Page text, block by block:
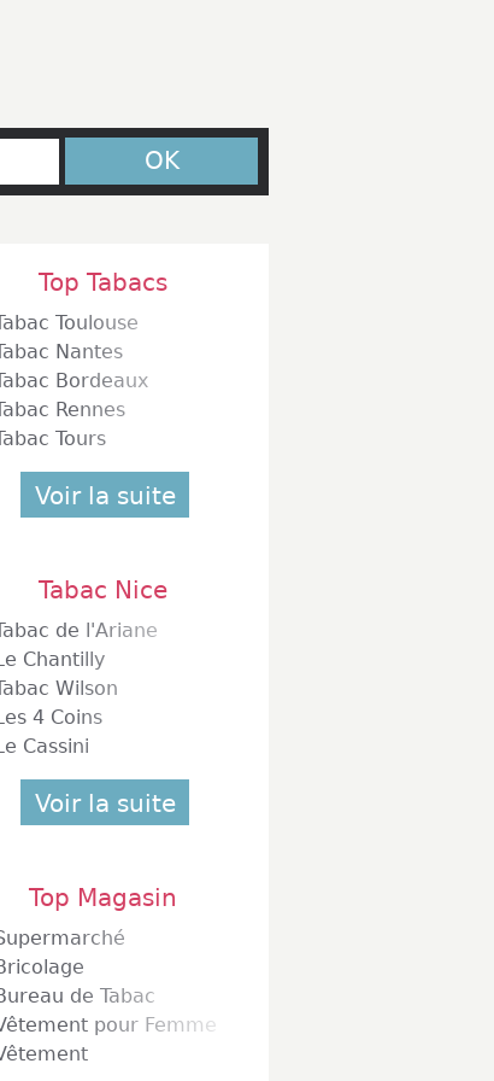
OK
Top Tabacs
Toulouse
Nantes
Bordeaux
Rennes
Tours
Voir la suite
Tabac Nice
de l'Ariane
Chantilly
Wilson
4 Coins
Cassini
Voir la suite
Top Magasin
de Tabac
pour Femme